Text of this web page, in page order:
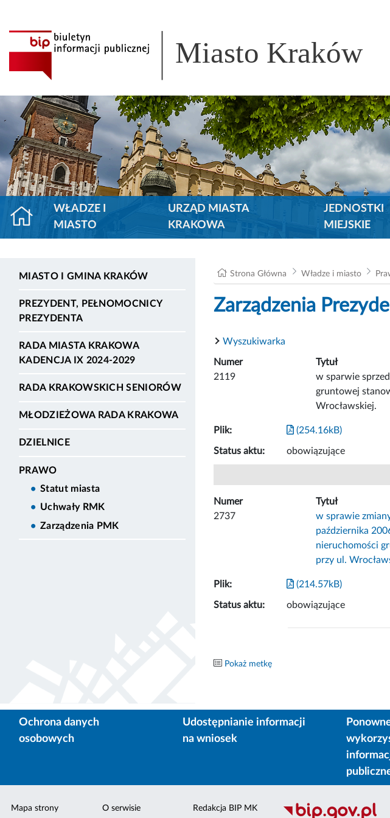
Miasto Kraków
WŁADZE I
MIASTO
URZĄD MIASTA
KRAKOWA
JEDNOSTKI
MIEJSKIE
MIASTO I GMINA KRAKÓW
PREZYDENT, PEŁNOMOCNICY
PREZYDENTA
RADA MIASTA KRAKOWA
KADENCJA IX 2024-2029
RADA KRAKOWSKICH SENIORÓW
MŁODZIEŻOWA RADA KRAKOWA
DZIELNICE
PRAWO
Statut miasta
Uchwały RMK
Zarządzenia PMK
Strona Główna Władze i miasto
Zarządzenia
Wyszukiwarka
Numer Tytuł
2119
w sparwie
gruntowej
Wrocławskiej.
Plik: (254.16kB)
Status aktu: obowiązujące
Numer Tytuł
2737
w sprawie
października
nieruchomości
przy ul.
Plik: (214.57kB)
Status aktu: obowiązujące
Pokaż metkę
Ochrona danych
osobowych
Udostępnianie informacji
na wniosek
Mapa strony O serwisie Redakcja BIP MK